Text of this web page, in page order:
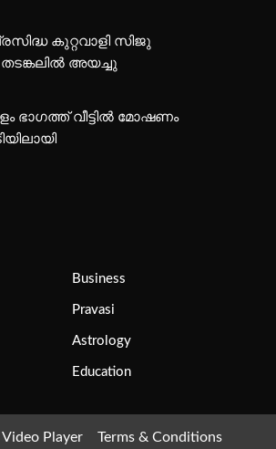
കുറ്റവാളി സിജു
അയച്ചു
ഭാഗത്ത് വീട്ടിൽ മോഷണം
Business
Pravasi
Astrology
Education
Video Player Terms & Conditions